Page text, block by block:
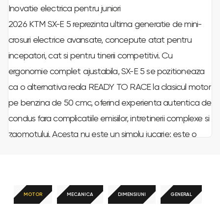
Inovatie electrica pentru juniori
2026 KTM SX-E 5 reprezinta ultima generatie de mini-
crosuri electrice avansate, concepute atat pentru
incepatori, cat si pentru tinerii competitivi. Cu
ergonomie complet ajustabila, SX-E 5 se pozitioneaza
ca o alternativa reala READY TO RACE la clasicul motor
pe benzina de 50 cmc, oferind experienta autentica de
condus fara complicatiile emisiilor, intretinerii complexe si
zgomotului. Acesta nu este un simplu jucarie: este o
mandrie in Austria, SX-E 5 este tot ce si-ar dori un tanar
MOTOR MECANICA DIMENSIUNI GENERAL